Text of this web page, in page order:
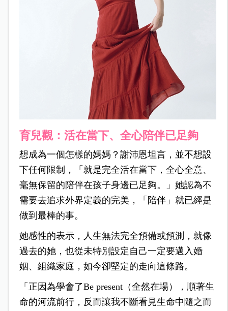
育兒觀：活在當下、全心陪伴已足夠
想成為一個怎樣的媽媽？謝沛恩坦言，並不想設
下任何限制，「就是完全活在當下，全心全意、
毫無保留的陪伴在孩子身邊已足夠。」她認為不
需要去追求外界定義的完美，「陪伴」就已經是
做到最棒的事。
她感性的表示，人生無法完全預備或預測，就像
過去的她，也從未特別設定自己一定要邁入婚
姻、組織家庭，如今卻堅定的走向這條路。
「正因為學會了Be present（全然在場），順著生
命的河流前行，反而讓我不斷看見生命中隨之而